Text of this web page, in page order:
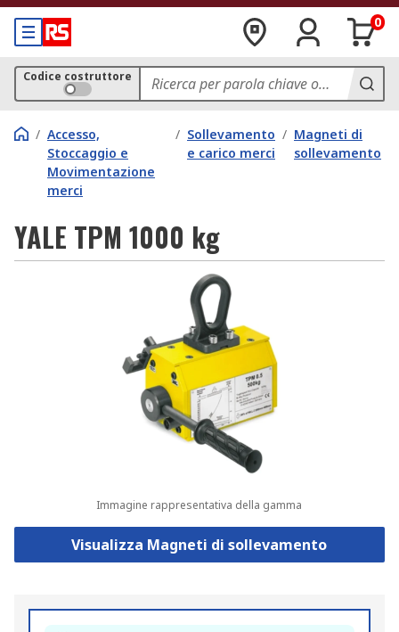
0
Codice costruttore
/ Accesso,
Stoccaggio e
Movimentazione
merci
/ Sollevamento
e carico merci
/ Magneti di
sollevamento
YALE TPM 1000 kg
Immagine rappresentativa della gamma
Visualizza Magneti di sollevamento